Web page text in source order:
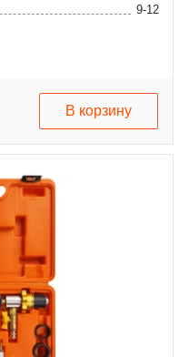
9-12
В корзину